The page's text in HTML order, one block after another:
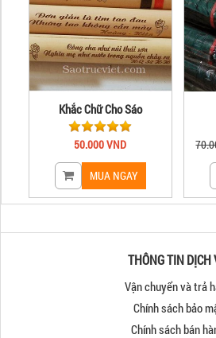
Khắc Chữ Cho Sáo
50.000 VND
THÔNG TIN DỊCH
Vận chuyển và trả
Chính sách bảo
Chính sách bán